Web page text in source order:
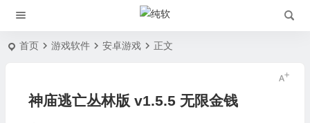
首页 游戏软件 安卓游戏 正文
神庙逃亡丛林版 v1.5.5 无限金钱